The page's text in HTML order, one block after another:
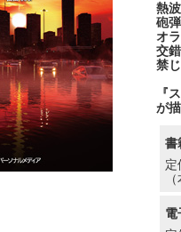
熱
砲
オ
交
禁
『
が
書
定
電